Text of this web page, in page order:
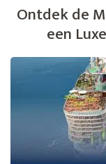
Ontdek de
een